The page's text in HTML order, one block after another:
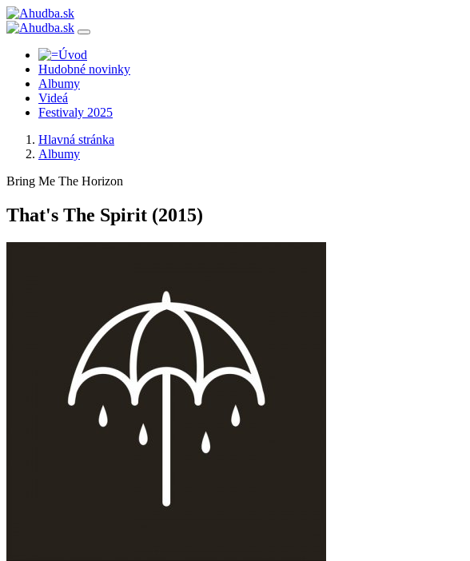
Hudobné novinky
Albumy
Videá
Festivaly 2025
Hlavná stránka
Albumy
Bring Me The Horizon
That's The Spirit (2015)